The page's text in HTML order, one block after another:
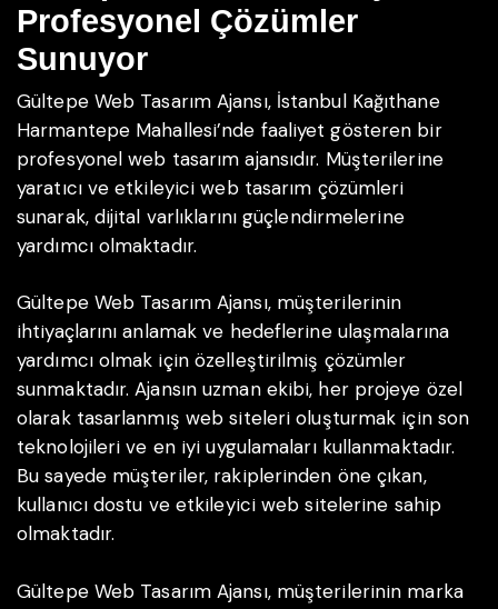
Profesyonel Çözümler
Sunuyor
Gültepe Web Tasarım Ajansı, İstanbul Kağıthane
Harmantepe Mahallesi’nde faaliyet gösteren bir
profesyonel web tasarım ajansıdır. Müşterilerine
yaratıcı ve etkileyici web tasarım çözümleri
sunarak, dijital varlıklarını güçlendirmelerine
yardımcı olmaktadır.
Gültepe Web Tasarım Ajansı, müşterilerinin
ihtiyaçlarını anlamak ve hedeflerine ulaşmalarına
yardımcı olmak için özelleştirilmiş çözümler
sunmaktadır. Ajansın uzman ekibi, her projeye özel
olarak tasarlanmış web siteleri oluşturmak için son
teknolojileri ve en iyi uygulamaları kullanmaktadır.
Bu sayede müşteriler, rakiplerinden öne çıkan,
kullanıcı dostu ve etkileyici web sitelerine sahip
olmaktadır.
Gültepe Web Tasarım Ajansı, müşterilerinin marka